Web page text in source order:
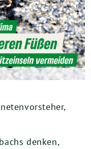
denken,